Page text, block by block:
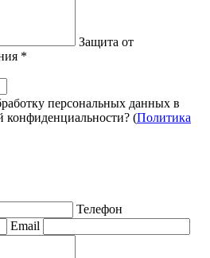
Защита от
*
персональных данных в
конфиденциальности? (Политика
Телефон
Email